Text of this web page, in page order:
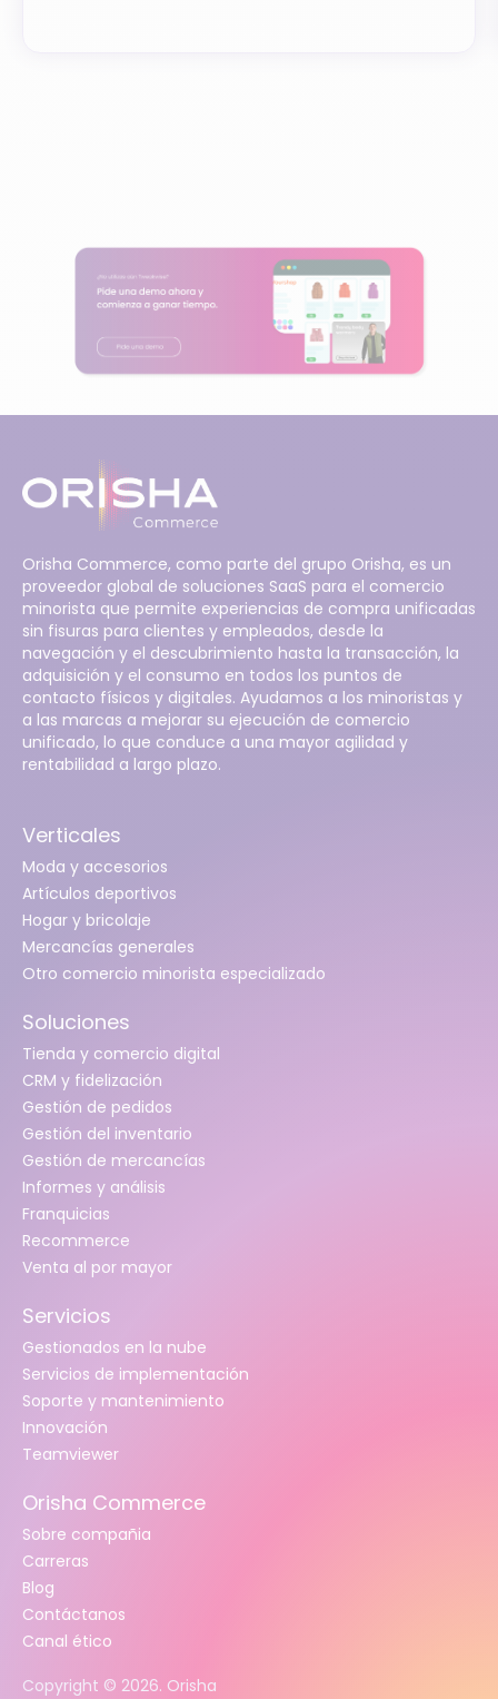
Orisha Commerce, como parte del grupo Orisha, es un
proveedor global de soluciones SaaS para el comercio
minorista que permite experiencias de compra unificadas
sin fisuras para clientes y empleados, desde la
navegación y el descubrimiento hasta la transacción, la
adquisición y el consumo en todos los puntos de
contacto físicos y digitales. Ayudamos a los minoristas y
a las marcas a mejorar su ejecución de comercio
unificado, lo que conduce a una mayor agilidad y
rentabilidad a largo plazo.
Verticales
Moda y accesorios
Artículos deportivos
Hogar y bricolaje
Mercancías generales
Otro comercio minorista especializado
Soluciones
Tienda y comercio digital
CRM y fidelización
Gestión de pedidos
Gestión del inventario
Gestión de mercancías
Informes y análisis
Franquicias
Recommerce
Venta al por mayor
Servicios
Gestionados en la nube
Servicios de implementación
Soporte y mantenimiento
Innovación
Teamviewer
Orisha Commerce
Sobre compañia
Carreras
Blog
Contáctanos
Canal ético
Copyright © 2026. Orisha